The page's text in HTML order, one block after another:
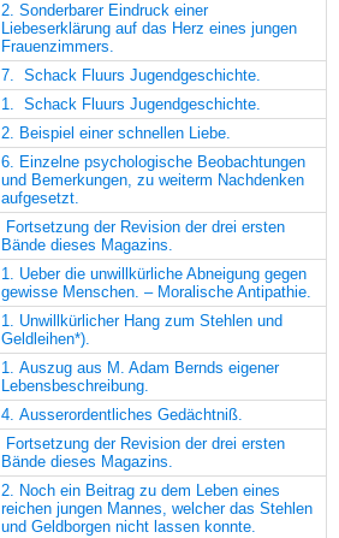
2. Sonderbarer Eindruck einer
Liebeserklärung auf das Herz eines jungen
Frauenzimmers.
7. Schack Fluurs Jugendgeschichte.
1. Schack Fluurs Jugendgeschichte.
2. Beispiel einer schnellen Liebe.
6. Einzelne psychologische Beobachtungen
und Bemerkungen, zu weiterm Nachdenken
aufgesetzt.
Fortsetzung der Revision der drei ersten
Bände dieses Magazins.
1. Ueber die unwillkürliche Abneigung gegen
gewisse Menschen. – Moralische Antipathie.
1. Unwillkürlicher Hang zum Stehlen und
Geldleihen*).
1. Auszug aus M. Adam Bernds eigener
Lebensbeschreibung.
4. Ausserordentliches Gedächtniß.
Fortsetzung der Revision der drei ersten
Bände dieses Magazins.
2. Noch ein Beitrag zu dem Leben eines
reichen jungen Mannes, welcher das Stehlen
und Geldborgen nicht lassen konnte.